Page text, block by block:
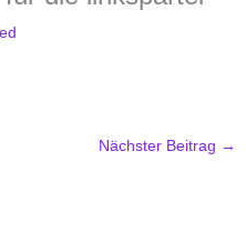
Nächster Beitrag →